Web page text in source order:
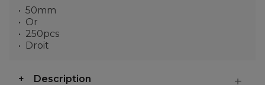
50mm
Or
250pcs
Droit
Description